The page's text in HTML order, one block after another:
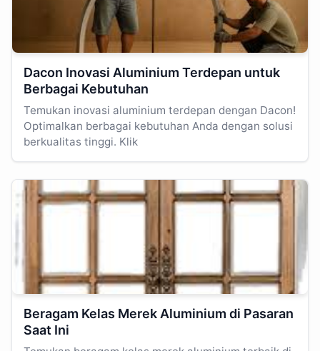
Dacon Inovasi Aluminium Terdepan untuk
Berbagai Kebutuhan
Temukan inovasi aluminium terdepan dengan Dacon!
Optimalkan berbagai kebutuhan Anda dengan solusi
berkualitas tinggi. Klik
Beragam Kelas Merek Aluminium di Pasaran
Saat Ini